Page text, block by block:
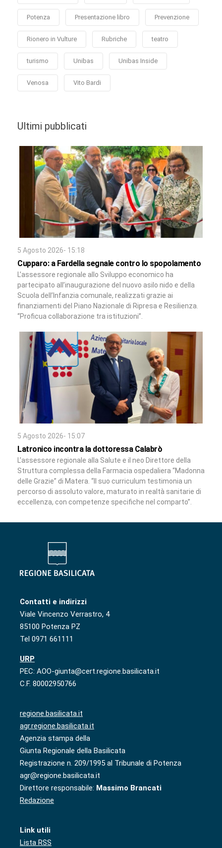
Potenza Presentazione libro Prevenzione
Rionero in Vulture Rubriche teatro
turismo Unibas Unibas Inside
Venosa Vito Bardi
Ultimi pubblicati
5 Agosto 2026- 15:18
Cupparo: a Fardella segnale contro lo spopolamento
L’assessore regionale allo Sviluppo economico ha
partecipato all’inaugurazione del nuovo asilo nido e della
Scuola dell’Infanzia comunale, realizzati grazie ai
finanziamenti del Piano Nazionale di Ripresa e Resilienza.
“Proficua collaborazione tra istituzioni”.
5 Agosto 2026- 15:07
Latronico incontra la dottoressa Calabrò
L’assessore regionale alla Salute e il neo Direttore della
Struttura complessa della Farmacia ospedaliera “Madonna
delle Grazie” di Matera. “Il suo curriculum testimonia un
percorso di assoluto valore, maturato in realtà sanitarie di
eccellenza, con competenze specifiche nel comparto”.
Contatti e indirizzi
Viale Vincenzo Verrastro, 4
85100 Potenza PZ
Tel 0971 661111
URP
PEC: AOO-giunta@cert.regione.basilicata.it
C.F. 80002950766
regione.basilicata.it
agr.regione.basilicata.it
Agenzia stampa della
Giunta Regionale della Basilicata
Registrazione n. 209/1995 al Tribunale di Potenza
agr@regione.basilicata.it
Direttore responsabile: Massimo Brancati
Redazione
Link utili
Lista RSS